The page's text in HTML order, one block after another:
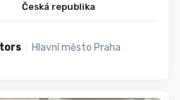
Česká republika
Hlavní město Praha